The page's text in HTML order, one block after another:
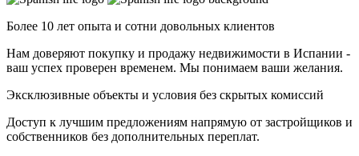
Более 10 лет опыта и сотни довольных клиентов
Нам доверяют покупку и продажу недвижимости в Испании -
ваш успех проверен временем. Мы понимаем ваши желания.
Эксклюзивные объекты и условия без скрытых комиссий
Доступ к лучшим предложениям напрямую от застройщиков и
собственников без дополнительных переплат.